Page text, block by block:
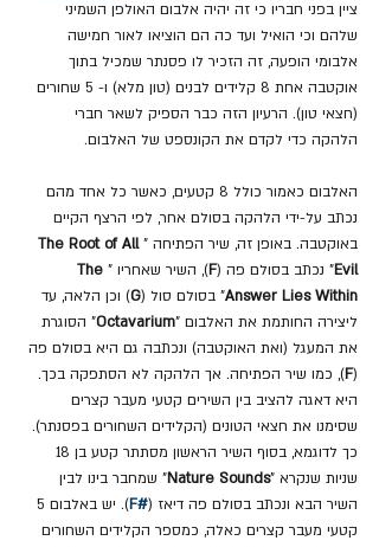
ציין בפני חבריו כי זה יהיה אלבום האולפן השמיני
שלהם וכי הואיל ועד כה הם הוציאו לאור חמישה
אלבומי הופעה, זה הזכיר לו פסנתר שמכיל בתוך
אוקטבה אחת 8 קלידים לבנים (טון מלא) ו- 5 שחורים
(חצאי טון). הרעיון הזה כבר הספיק לשאר חברי
הלהקה כדי לקדם את הקונספט של האלבום.
האלבום כאמור כולל 8 קטעים, כאשר כל אחד מהם
נכתב על-ידי הלהקה בסולם אחר, לפי הרצף הקיים
באוקטבה. באופן זה, שיר הפתיחה "The Root of All
Evil" נכתב בסולם פה (F), השיר שאחריו " The
Answer Lies Within" בסולם סול (G) וכן הלאה, עד
ליצירה החותמת את האלבום "Octavarium" הסוגרת
את המעגל (ואת האוקטבה) ונכתבה גם היא בסולם פה
(
F), כמו שיר הפתיחה. אך הלהקה לא הסתפקה בכך.
היא דאגה להציב בין השירים קטעי מעבר קצרים
שסימנו את חצאי הטונים (הקלידים השחורים בפסנתר).
שניות שנקרא "Nature Sounds" שמחבר בינו לבין
השיר הבא ונכתב בסולם פה דיאז (#F
קטעי מעבר קצרים כאלה, כמספר הקלידים השחורים